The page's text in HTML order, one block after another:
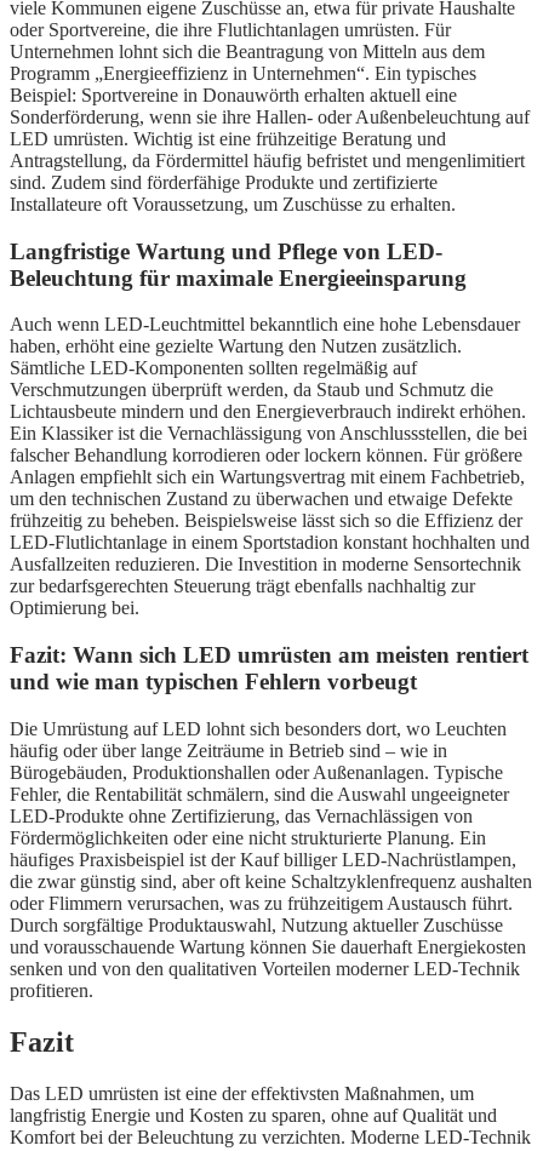
viele Kommunen eigene Zuschüsse an, etwa für private Haushalte
oder Sportvereine, die ihre Flutlichtanlagen umrüsten. Für
Unternehmen lohnt sich die Beantragung von Mitteln aus dem
Programm „Energieeffizienz in Unternehmen“. Ein typisches
Beispiel: Sportvereine in Donauwörth erhalten aktuell eine
Sonderförderung, wenn sie ihre Hallen- oder Außenbeleuchtung auf
LED umrüsten. Wichtig ist eine frühzeitige Beratung und
Antragstellung, da Fördermittel häufig befristet und mengenlimitiert
sind. Zudem sind förderfähige Produkte und zertifizierte
Installateure oft Voraussetzung, um Zuschüsse zu erhalten.
Langfristige Wartung und Pflege von LED-
Beleuchtung für maximale Energieeinsparung
Auch wenn LED-Leuchtmittel bekanntlich eine hohe Lebensdauer
haben, erhöht eine gezielte Wartung den Nutzen zusätzlich.
Sämtliche LED-Komponenten sollten regelmäßig auf
Verschmutzungen überprüft werden, da Staub und Schmutz die
Lichtausbeute mindern und den Energieverbrauch indirekt erhöhen.
Ein Klassiker ist die Vernachlässigung von Anschlussstellen, die bei
falscher Behandlung korrodieren oder lockern können. Für größere
Anlagen empfiehlt sich ein Wartungsvertrag mit einem Fachbetrieb,
um den technischen Zustand zu überwachen und etwaige Defekte
frühzeitig zu beheben. Beispielsweise lässt sich so die Effizienz der
LED-Flutlichtanlage in einem Sportstadion konstant hochhalten und
Ausfallzeiten reduzieren. Die Investition in moderne Sensortechnik
zur bedarfsgerechten Steuerung trägt ebenfalls nachhaltig zur
Optimierung bei.
Fazit: Wann sich LED umrüsten am meisten rentiert
und wie man typischen Fehlern vorbeugt
Die Umrüstung auf LED lohnt sich besonders dort, wo Leuchten
häufig oder über lange Zeiträume in Betrieb sind – wie in
Bürogebäuden, Produktionshallen oder Außenanlagen. Typische
Fehler, die Rentabilität schmälern, sind die Auswahl ungeeigneter
LED-Produkte ohne Zertifizierung, das Vernachlässigen von
Fördermöglichkeiten oder eine nicht strukturierte Planung. Ein
häufiges Praxisbeispiel ist der Kauf billiger LED-Nachrüstlampen,
die zwar günstig sind, aber oft keine Schaltzyklenfrequenz aushalten
oder Flimmern verursachen, was zu frühzeitigem Austausch führt.
Durch sorgfältige Produktauswahl, Nutzung aktueller Zuschüsse
und vorausschauende Wartung können Sie dauerhaft Energiekosten
senken und von den qualitativen Vorteilen moderner LED-Technik
profitieren.
Fazit
Das LED umrüsten ist eine der effektivsten Maßnahmen, um
langfristig Energie und Kosten zu sparen, ohne auf Qualität und
Komfort bei der Beleuchtung zu verzichten. Moderne LED-Technik